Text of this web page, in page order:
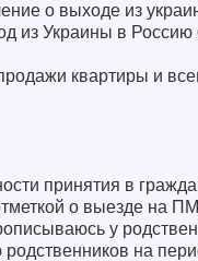
о выходе из
из Украины в
квартиры и
принятия в
о выезде на
у
на